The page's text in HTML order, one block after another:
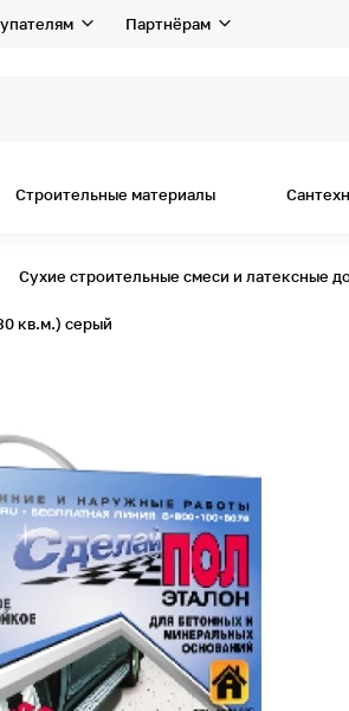
Партнёрам
Строительные материалы
Сухие строительные смеси и латексные
кв.м.) серый